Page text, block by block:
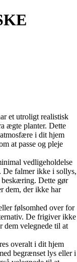
et utroligt realistisk
ægte planter. Dette
i dit hjem
at passe og pleje
vedligeholdelse
De falmer ikke i sollys,
Dette gør
dem, der ikke har
følsomhed over for
De frigiver ikke
dem velegnede til at
overalt i dit hjem
begrænset lys eller i